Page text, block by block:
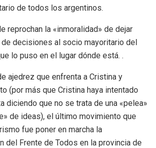
de todos los argentinos.
reprochan la «inmoralidad» de dejar
decisiones al socio mayoritario del
lo puso en el lugar dónde está. .
ajedrez que enfrenta a Cristina y
(por más que Cristina haya intentado
diciendo que no se trata de una «pelea»
de ideas), el último movimiento que
fue poner en marcha la
del Frente de Todos en la provincia de